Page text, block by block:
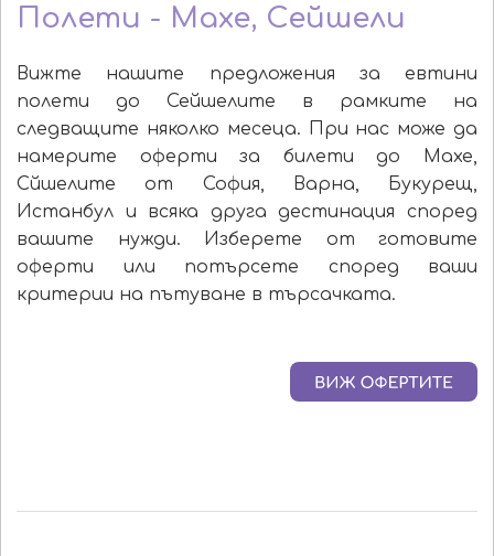
Полети - Махе, Сейшели
Вижте нашите предложения за евтини
полети до Сейшелите в рамките на
следващите няколко месеца. При нас може да
намерите оферти за билети до Махе,
Сйшелите от София, Варна, Букурещ,
Истанбул и всяка друга дестинация според
вашите нужди. Изберете от готовите
оферти или потърсете според ваши
критерии на пътуване в търсачката.